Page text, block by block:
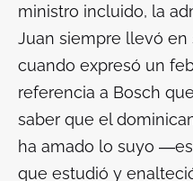
ministro incluido, la
Juan siempre llevó en
cuando expresó un
referencia a Bosch
saber que el
ha amado lo suyo
que estudió y